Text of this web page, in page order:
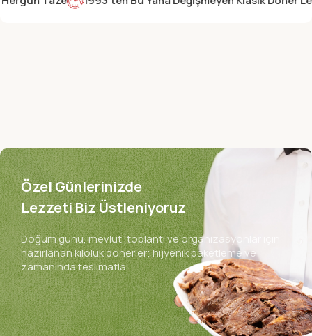
Klasik Tavuk Döner,
Doğal Yayık Ayran
Özel Günlerinizde
Lezzeti Biz Üstleniyoruz
Doğum günü, mevlüt, toplantı ve organizasyonlar için
hazırlanan kiloluk dönerler; hijyenik paketleme ve
zamanında teslimatla.